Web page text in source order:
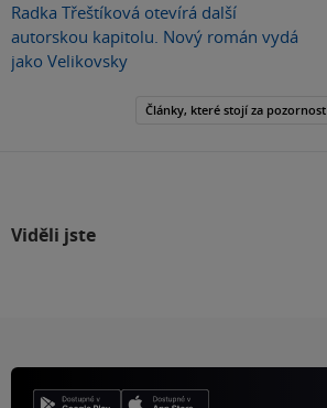
Radka Třeštíková otevírá další
autorskou kapitolu. Nový román vydá
jako Velikovsky
Články, které stojí za pozornost
Viděli jste